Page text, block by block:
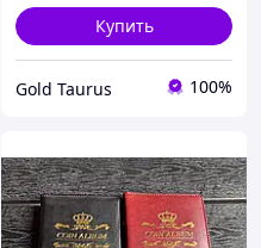
Купить
Gold Taurus 100%